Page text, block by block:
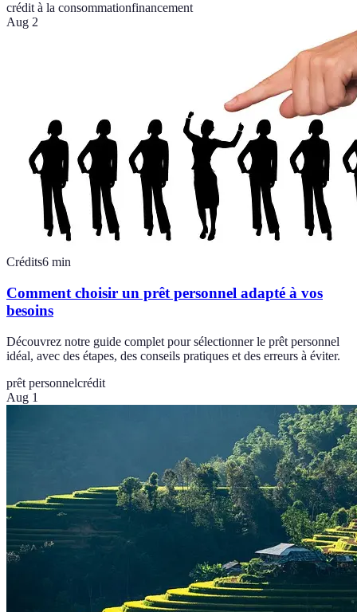
crédit à la consommationfinancement
Aug 2
Crédits6 min
Comment choisir un prêt personnel adapté à vos
besoins
Découvrez notre guide complet pour sélectionner le prêt personnel
idéal, avec des étapes, des conseils pratiques et des erreurs à éviter.
prêt personnelcrédit
Aug 1